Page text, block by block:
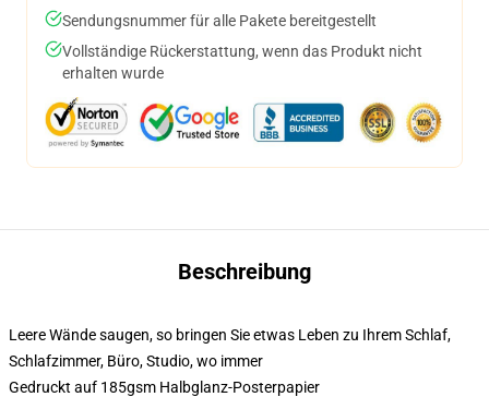
Sendungsnummer für alle Pakete bereitgestellt
Vollständige Rückerstattung, wenn das Produkt nicht
erhalten wurde
Beschreibung
Leere Wände saugen, so bringen Sie etwas Leben zu Ihrem Schlaf,
Schlafzimmer, Büro, Studio, wo immer
Gedruckt auf 185gsm Halbglanz-Posterpapier